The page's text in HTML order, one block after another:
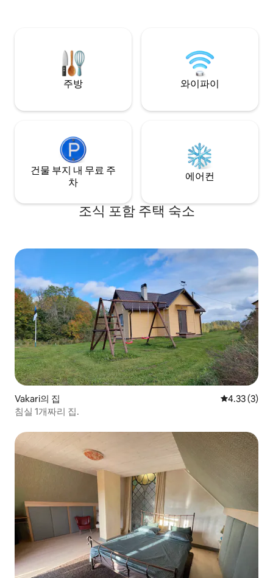
키 트레일 1.5km. 보육도 가능합니다.
유로). 다른 방식으
요!
주방 와이파이
건물 부지 내 무료 주
차
에어컨
조식 포함 주택 숙소
Vakari의 집 평점 4.33점
4.33 (3)
침실 1개짜리 집.